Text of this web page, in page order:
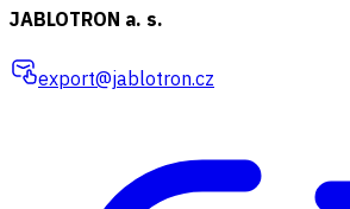
JABLOTRON a. s.
export@jablotron.cz